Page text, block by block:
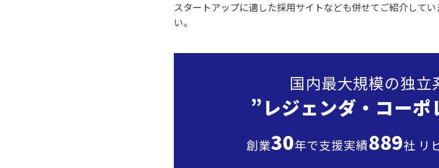
スタートアップに適した採用サイトなども併せてご紹介して
い。
国内最大規模の独立
”レジェンダ・ コーポ
創業30年で支援実績889社 リ